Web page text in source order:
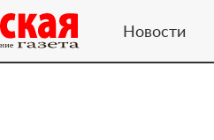
Новости